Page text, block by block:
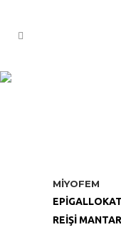
MİYOFEM
REİŞİ